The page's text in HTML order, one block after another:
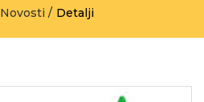
Novosti / Detalji